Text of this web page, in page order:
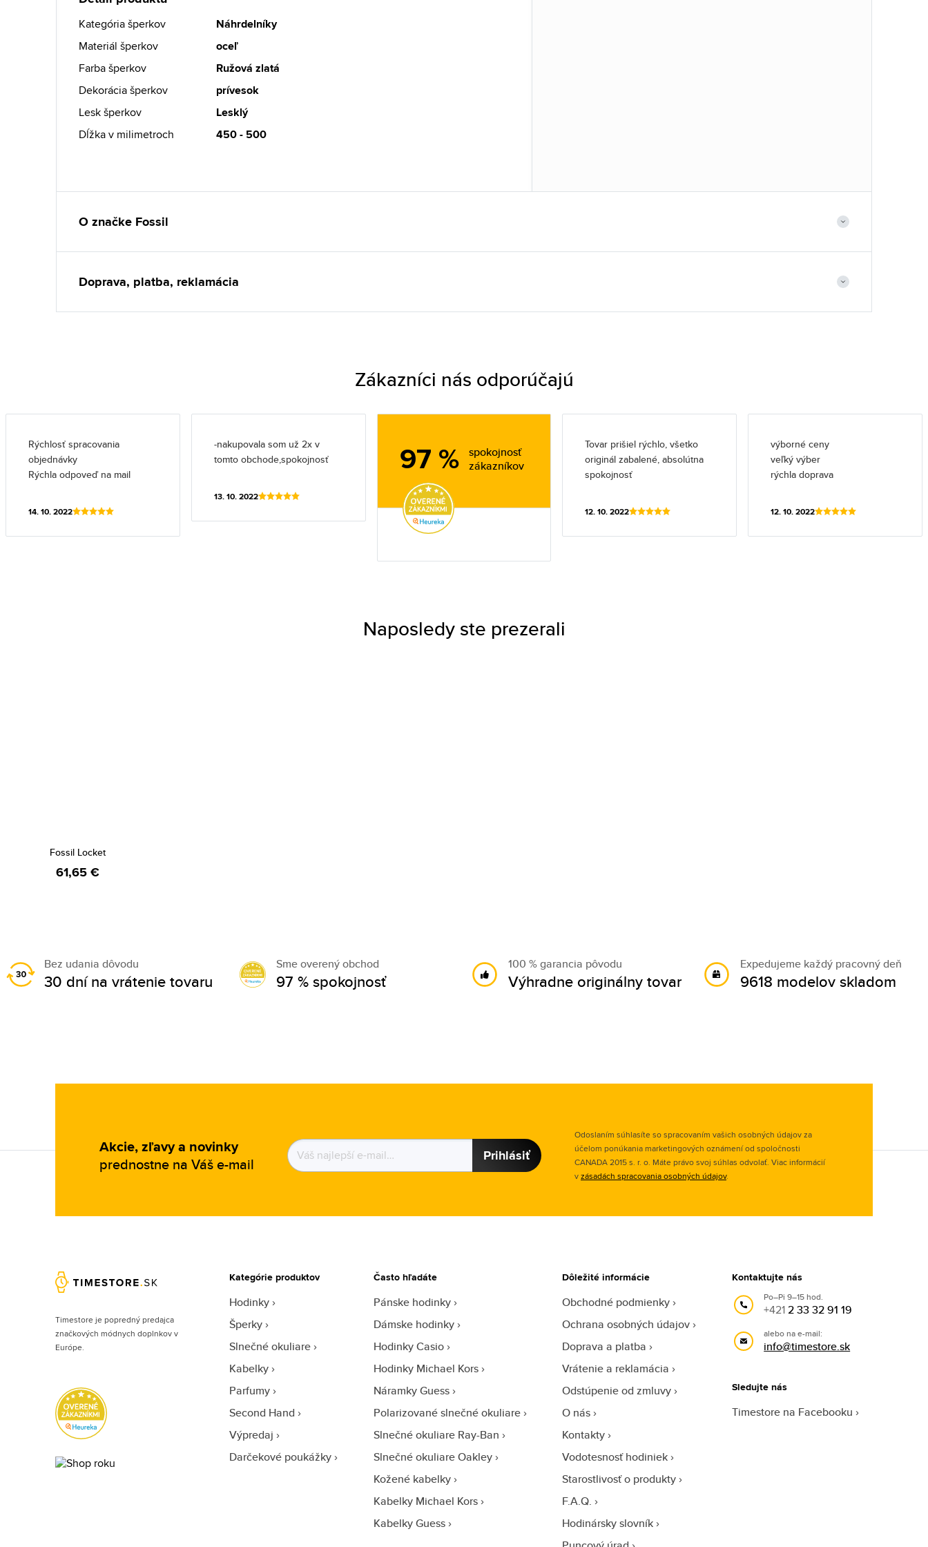
Kategória šperkov
Náhrdelníky
Materiál šperkov
oceľ
Farba šperkov
Ružová zlatá
Dekorácia šperkov
prívesok
Lesk šperkov
Lesklý
Dĺžka v milimetroch
450 - 500
O značke Fossil
Doprava, platba, reklamácia
Zákazníci nás odporúčajú
Rýchlosť spracovania
objednávky
Rýchla odpoveď na mail
14. 10. 2022
-nakupovala som už 2x v
tomto obchode,spokojnosť
13. 10. 2022
97 %
spokojnosť
zákazníkov
Tovar prišiel rýchlo, všetko
originál zabalené, absolútna
spokojnosť
12. 10. 2022
výborné ceny
veľký výber
rýchla doprava
12. 10. 2022
Naposledy ste prezerali
Fossil Locket
61,65 €
Bez udania dôvodu
30 dní na vrátenie tovaru
Sme overený obchod
97 % spokojnosť
100 % garancia pôvodu
Výhradne originálny tovar
Expedujeme každý pracovný deň
9618 modelov skladom
Akcie, zľavy a novinky
prednostne na Váš e-mail Prihlásiť
Odoslaním súhlasíte so spracovaním vašich osobných údajov za
účelom ponúkania marketingových oznámení od spoločnosti
CANADA 2015 s. r. o. Máte právo svoj súhlas odvolať. Viac informácií
vzásadách spracovania osobných údajov.
Timestore je popredný predajca
značkových módnych doplnkov v
Európe.
Kategórie produktov
Hodinky
Šperky
Slnečné okuliare
Kabelky
Parfumy
Second Hand
Výpredaj
Darčekové poukážky
Často hľadáte
Pánske hodinky
Dámske hodinky
Hodinky Casio
Hodinky Michael Kors
Náramky Guess
Polarizované slnečné okuliare
Slnečné okuliare Ray-Ban
Slnečné okuliare Oakley
Kožené kabelky
Kabelky Michael Kors
Kabelky Guess
Dôležité informácie
Obchodné podmienky
Ochrana osobných údajov
Doprava a platba
Vrátenie a reklamácia
Odstúpenie od zmluvy
O nás
Kontakty
Vodotesnosť hodiniek
Starostlivosť o produkty
F.A.Q.
Hodinársky slovník
Kontaktujte nás
Po–Pi 9–15 hod.
+4212 33 32 91 19
alebo na e-mail:
info@timestore.sk
Sledujte nás
Timestore na Facebooku